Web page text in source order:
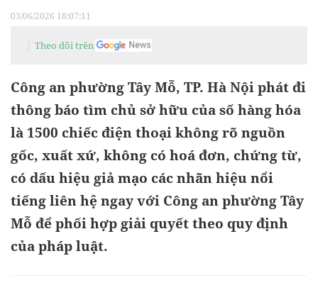
03/06/2026 18:07:11
Theo dõi trên
Công an phường Tây Mỗ, TP. Hà Nội phát đi
thông báo tìm chủ sở hữu của số hàng hóa
là 1500 chiếc điện thoại không rõ nguồn
gốc, xuất xứ, không có hoá đơn, chứng từ,
có dấu hiệu giả mạo các nhãn hiệu nổi
tiếng liên hệ ngay với Công an phường Tây
Mỗ để phối hợp giải quyết theo quy định
của pháp luật.